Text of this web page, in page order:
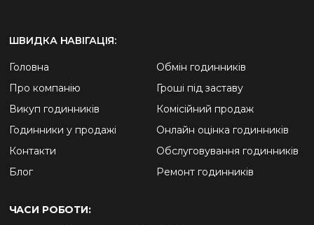
ШВИДКА НАВІГАЦІЯ:
Головна
Про компанію
Викуп годинників
Годинники у продажі
Контакти
Блог
Обмін годинників
Гроші під заставу
Комісійний продаж
Онлайн оцінка годинників
Обслуговування годинників
Ремонт годинників
ЧАСИ РОБОТИ: